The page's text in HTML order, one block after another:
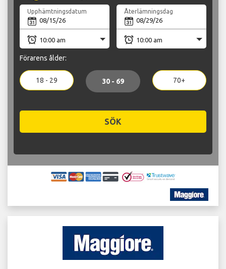
Upphämtningsdatum Återlämningsdag
Förarens ålder:
18 - 29 30 - 69 70+
SÖK